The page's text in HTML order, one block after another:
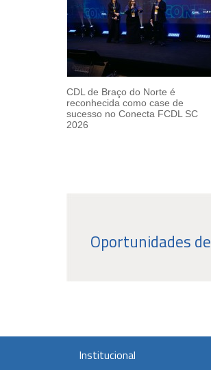
CDL de Braço do Norte é
reconhecida como case de
sucesso no Conecta FCDL SC
2026
Oportunidades de
Institucional